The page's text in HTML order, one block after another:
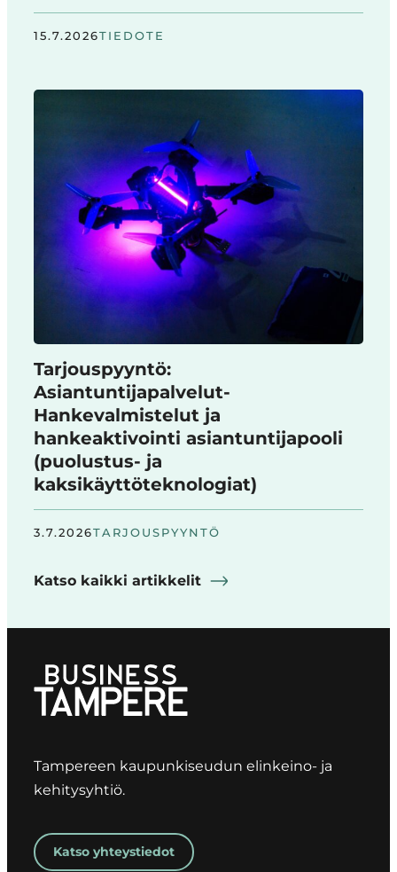
15.7.2026TIEDOTE
Tarjouspyyntö:
Asiantuntijapalvelut-
Hankevalmistelut ja
hankeaktivointi asiantuntijapooli
(puolustus- ja
kaksikäyttöteknologiat)
3.7.2026TARJOUSPYYNTÖ
Katso kaikki artikkelit
Tampereen kaupunkiseudun elinkeino- ja
kehitysyhtiö.
Katso yhteystiedot